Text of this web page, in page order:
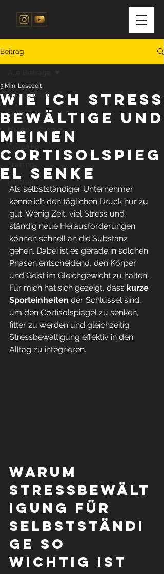
Beitrag
Alle Beiträge
Fettabbau
Mindset
Wie ich Stress
bewältige und
meinen
Cortisolspieg
el senke
3 Min. Lesezeit
Als selbstständiger Unternehmer
kenne ich den täglichen Druck nur zu
gut. Wenig Zeit, viel Stress und
ständig neue Herausforderungen
können schnell an die Substanz
gehen. Dabei ist es gerade in solchen
Phasen entscheidend, den Körper
und Geist im Gleichgewicht zu halten.
Für mich hat sich gezeigt, dass kurze
Sporteinheiten der Schlüssel sind,
um den Cortisolspiegel zu senken,
fitter zu werden und gleichzeitig
Stressbewältigung effektiv in den
Alltag zu integrieren.
Warum
Stressbewält
igung für
Selbstständi
ge so
wichtig ist